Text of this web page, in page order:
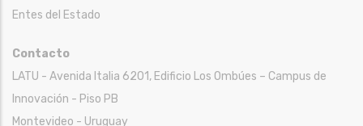
Entes del Estado
Contacto
LATU - Avenida Italia 6201, Edificio Los Ombúes – Campus de
Innovación - Piso PB
Montevideo - Uruguay